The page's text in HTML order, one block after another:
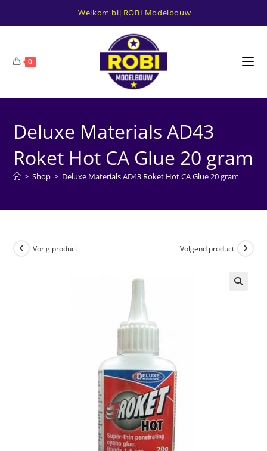
Welkom bij ROBI Modelbouw
0
Deluxe Materials AD43
Roket Hot CA Glue 20 gram
> Shop > Deluxe Materials AD43 Roket Hot CA Glue 20 gram
Vorig product Volgend product